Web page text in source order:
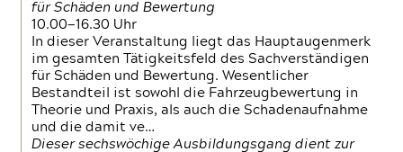
für Schäden und Bewertung
10.00—16.30 Uhr
In dieser Veranstaltung liegt das Hauptaugenmerk
im gesamten Tätigkeitsfeld des Sachverständigen
für Schäden und Bewertung. Wesentlicher
Bestandteil ist sowohl die Fahrzeugbewertung in
Theorie und Praxis, als auch die Schadenaufnahme
und die damit ve…
Dieser sechswöchige Ausbildungsgang dient zur